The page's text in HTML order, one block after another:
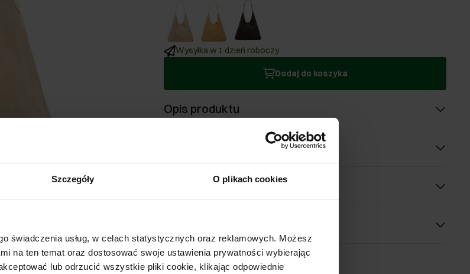
Szczegóły O plikach cookies
świadczenia usług, w celach statystycznych oraz reklamowych. Możesz
na ten temat oraz dostosować swoje ustawienia prywatności wybierając
lub odrzucić wszystkie pliki cookie, klikając odpowiednie
Wysyłka w 1 dzień roboczy
Dodaj do koszyka
Opis produktu
Skład i wymiary